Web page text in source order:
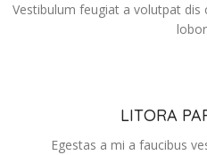
Vestibulum feugiat a volutpat
LITORA
Egestas a mi a faucibus